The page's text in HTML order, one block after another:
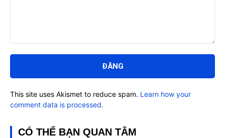
luận:
This site uses Akismet to reduce spam. Learn how your
comment data is processed.
CÓ THỂ BẠN QUAN TÂM